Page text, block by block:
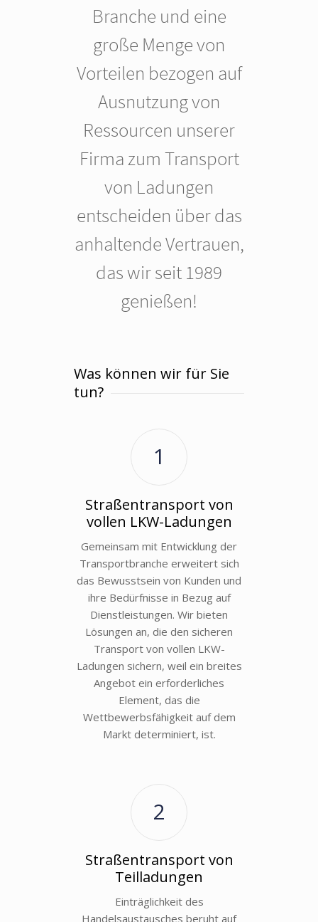
Branche und eine
große Menge von
Vorteilen bezogen auf
Ausnutzung von
Ressourcen unserer
Firma zum Transport
von Ladungen
entscheiden über das
anhaltende Vertrauen,
das wir seit 1989
genießen!
Was können wir für Sie
tun?
1
Straßentransport von
vollen LKW-Ladungen
Gemeinsam mit Entwicklung der
Transportbranche erweitert sich
das Bewusstsein von Kunden und
ihre Bedürfnisse in Bezug auf
Dienstleistungen. Wir bieten
Lösungen an, die den sicheren
Transport von vollen LKW-
Ladungen sichern, weil ein breites
Angebot ein erforderliches
Element, das die
Wettbewerbsfähigkeit auf dem
Markt determiniert, ist.
2
Straßentransport von
Teilladungen
Einträglichkeit des
Handelsaustausches beruht auf